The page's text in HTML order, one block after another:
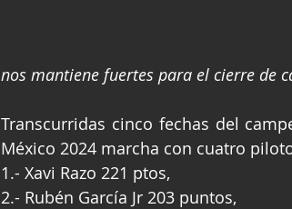
nos mantiene fuertes para el cierre de
Transcurridas cinco fechas del
México 2024 marcha con cuatro
1.- Xavi Razo 221 ptos,
2.- Rubén García Jr 203 puntos,